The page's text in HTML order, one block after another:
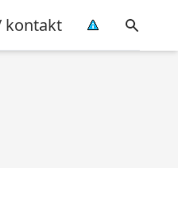
kontakt